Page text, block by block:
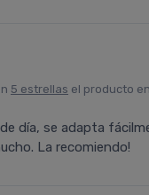
5 estrellas el producto en
día, se adapta
La recomiendo!